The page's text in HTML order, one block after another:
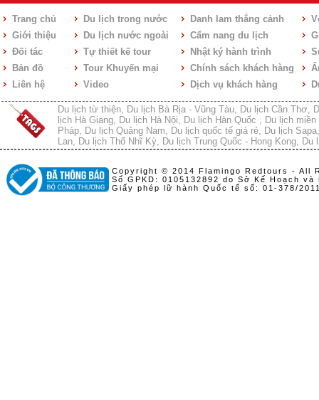
Trang chủ
Giới thiệu
Đối tác
Bản đồ
Liên hệ
Du lịch trong nước
Du lịch nước ngoài
Tự thiết kế tour
Tour Khuyến mại
Video
Danh lam thắng cảnh
Cẩm nang du lịch
Nhật ký hành trình
Chính sách khách hàng
Dịch vụ khách hàng
Du lịch từ thiện, Du lịch Bà Rịa - Vũng Tàu, Du lịch Cần Thơ,
lịch Hà Giang, Du lịch Hà Nội, Du lịch Hàn Quốc , Du lịch miền
Pháp, Du lịch Quảng Nam, Du lịch quốc tế giá rẻ, Du lịch Sapa
Lan, Du lịch Thổ Nhĩ Kỳ, Du lịch Trung Quốc - Hong Kong, Du
Copyright © 2014 Flamingo Redtours - All
Số GPKD: 0105132892 do Sở Kế Hoạch
Giấy phép lữ hành Quốc tế số: 01-378/